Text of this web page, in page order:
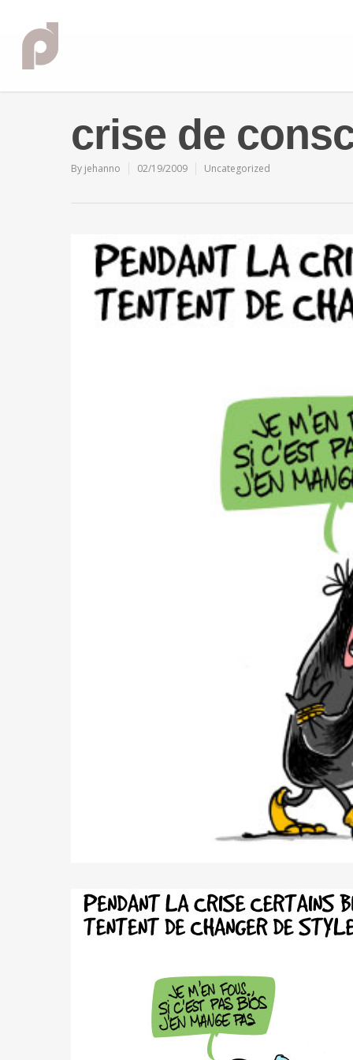
crise de
By jehanno 02/19/2009 Uncategorized